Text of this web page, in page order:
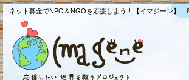
ネット募金でNPO＆NGOを応援しよう！【イマジーン】